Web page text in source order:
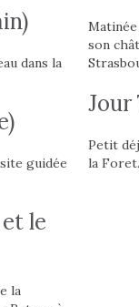
dans la
guidée
le
la
son
Jour
Petit
la